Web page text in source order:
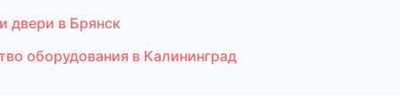
двери в Брянск
оборудования в Калининград